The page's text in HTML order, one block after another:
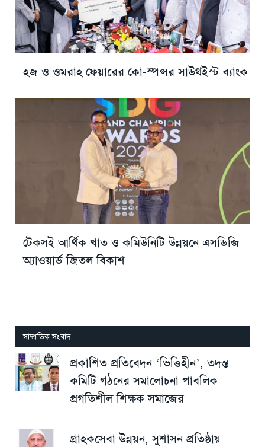
হজ ও ওমরাহ ফেয়ারের কো-স্পন্সর সাউথইস্ট ব্যাংক
টেকসই আর্থিক খাত ও কমিউনিটি উন্নয়নে এসডিজি
অ্যাওয়ার্ড জিতল বিকাশ
সাম্প্রতিক সংবাদ
প্রকাশিত প্রতিবেদন ‘ভিত্তিহীন’, তদন্ত
কমিটি গঠনের সমালোচনা পাবলিক
প্রগতিশীল শিক্ষক সমাজের
গ্রাহকসেবা উন্নয়ন, সুশাসন প্রতিষ্ঠায়